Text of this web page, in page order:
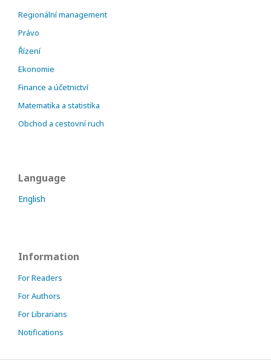
Regionální management
Právo
Řízení
Ekonomie
Finance a účetnictví
Matematika a statistika
Obchod a cestovní ruch
Language
English
Information
For Readers
For Authors
For Librarians
Notifications